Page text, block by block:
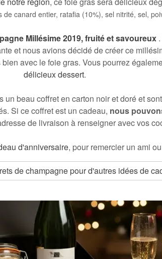
de canard entier, ratafia (10%), sel nitrité, sel,
Millésime 2019, fruité et savoureux
et nous avions décidé de créer ce
avec le foie gras. Vous pourrez
délicieux dessert.
beau coffret en carton noir et doré et
Si ce coffret est un cadeau, nous
de livraison à renseigner avec vos
d'anniversaire, pour remercier un ami ou
de champagne pour d'autres idées de